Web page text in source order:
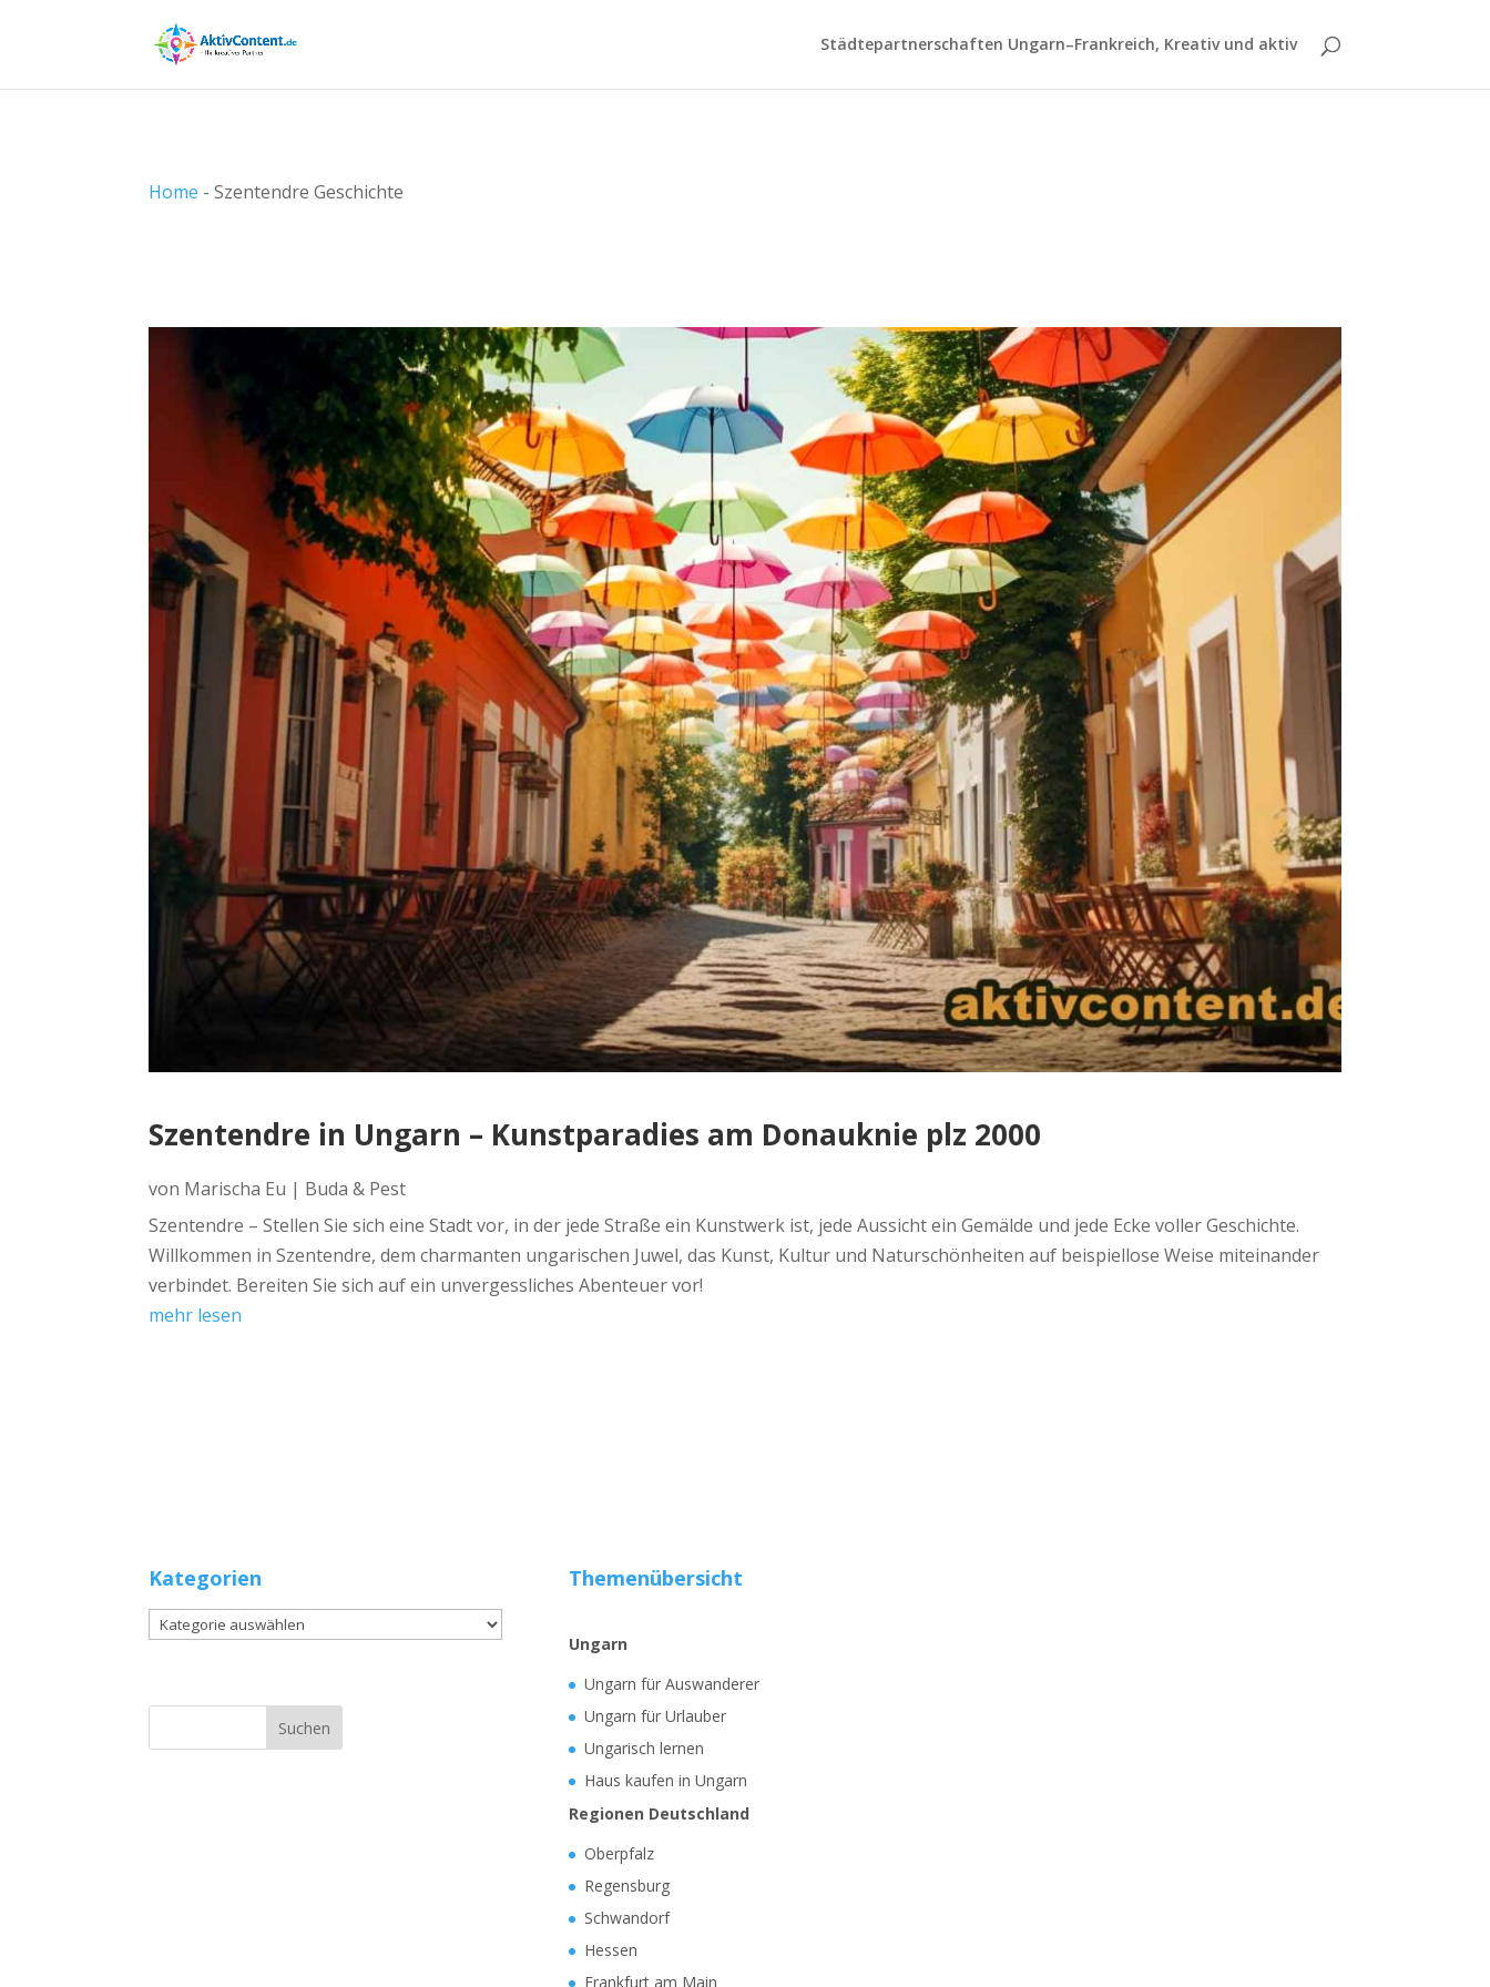
Städtepartnerschaften Ungarn–Frankreich, Kreativ und aktiv
Home -Szentendre Geschichte
Szentendre in Ungarn – Kunstparadies am Donauknie plz 2000
von Marischa Eu | Buda & Pest
Szentendre – Stellen Sie sich eine Stadt vor, in der jede Straße ein Kunstwerk ist, jede Aussicht ein Gemälde und jede Ecke voller Geschichte.
Willkommen in Szentendre, dem charmanten ungarischen Juwel, das Kunst, Kultur und Naturschönheiten auf beispiellose Weise miteinander
verbindet. Bereiten Sie sich auf ein unvergessliches Abenteuer vor!
mehr lesen
Kategorien
Kategorien
Themenübersicht
Ungarn
Ungarn für Auswanderer
Ungarn für Urlauber
Ungarisch lernen
Haus kaufen in Ungarn
Regionen Deutschland
Oberpfalz
Regensburg
Schwandorf
Hessen
Frankfurt am Main